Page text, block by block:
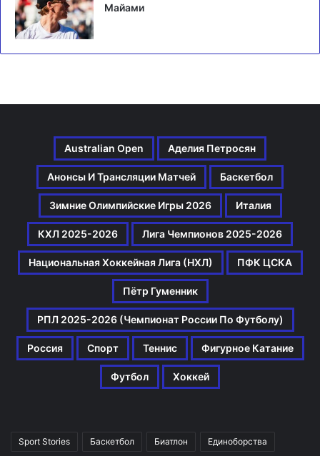
Майами
Australian Open Аделия Петросян
Анонсы И Трансляции Матчей Баскетбол
Зимние Олимпийские Игры 2026 Италия
КХЛ 2025-2026 Лига Чемпионов 2025-2026
Национальная Хоккейная Лига (НХЛ) ПФК ЦСКА
Пётр Гуменник
РПЛ 2025-2026 (Чемпионат России По Футболу)
Россия Спорт Теннис Фигурное Катание
Футбол Хоккей
Sport Stories Баскетбол Биатлон Единоборства